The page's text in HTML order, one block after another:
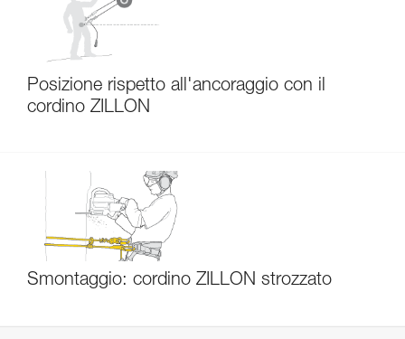
Posizione rispetto all'ancoraggio con il
cordino ZILLON
Smontaggio: cordino ZILLON strozzato